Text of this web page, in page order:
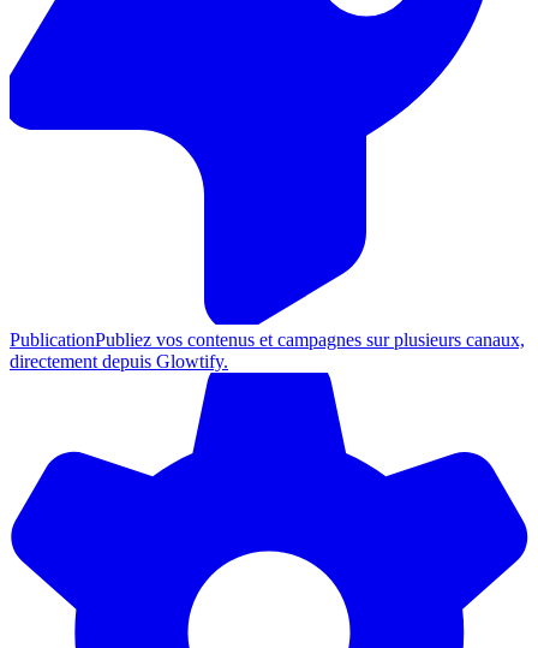
PublicationPubliez vos contenus et campagnes sur plusieurs canaux,
directement depuis Glowtify.